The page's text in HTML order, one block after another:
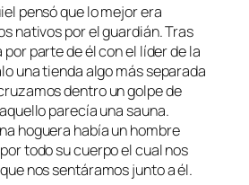
pensó que lo mejor era
nativos por el guardián. Tras
parte de él con el líder de la
una tienda algo más separada
dentro un golpe de
parecía una sauna.
hoguera había un hombre
todo su cuerpo el cual nos
nos sentáramos junto a él.